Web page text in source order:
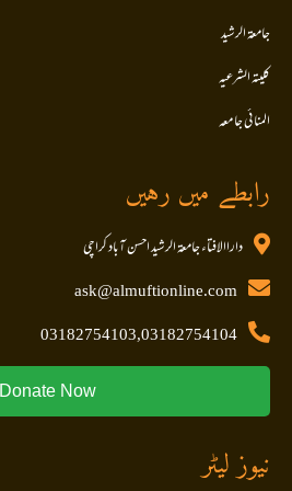
جامعۃ الرشید
کلیتہ الشرعیہ
المنا ئی جا معہ
رابطے میں رہیں
داراالافتاء جامعۃ الرشید احسن آباد کراچی
ask@almuftionline.com
03182754103,03182754104
Donate Now
نیوز لیٹر